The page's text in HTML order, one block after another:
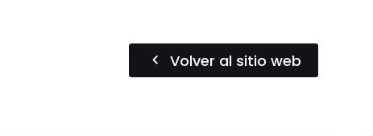
Volver al sitio web